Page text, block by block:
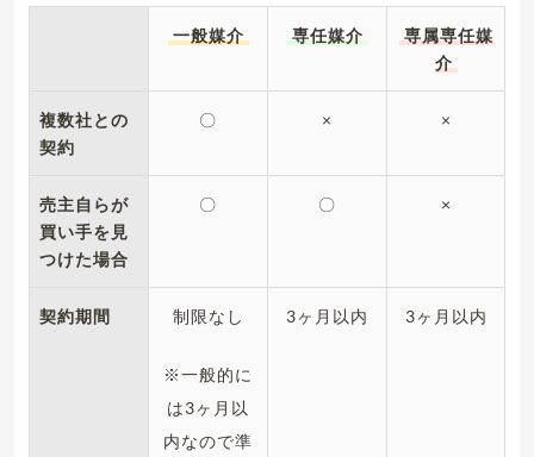
一般媒介 専任媒介
専属専任媒
介
複数社との
契約
〇 × ×
売主自らが
買い手を見
つけた場合
〇 〇 ×
契約期間 制限なし
※一般的に
は3ヶ月以
内なので準
3ヶ月以内 3ヶ月以内